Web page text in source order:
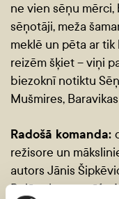
ne vien sēņu mērci,
sēņotāji, meža
meklē un pēta ar
reizēm šķiet – viņi
biezoknī notiktu
Mušmires,
Radošā komanda:
režisore un
autors Jānis
Pujāts, horeogrāfe